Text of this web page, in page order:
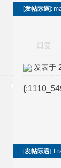
[发帖际遇]:
回复
发表于
[发帖际遇]: